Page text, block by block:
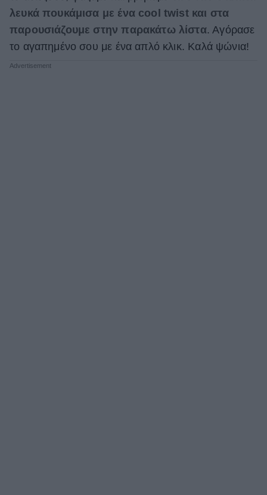
Market News
λευκά πουκάμισα με ένα cool twist και στα
παρουσιάζουμε στην παρακάτω λίστα. Αγόρασε
το αγαπημένο σου με ένα απλό κλικ. Καλά ψώνια!